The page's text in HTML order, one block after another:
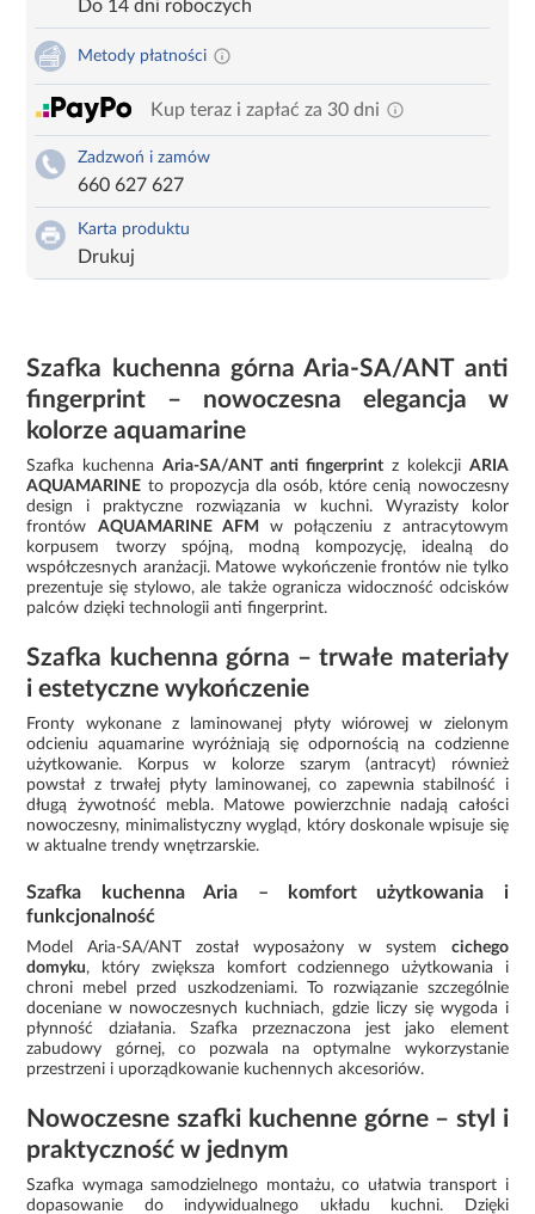
Do 14 dni roboczych
Metody płatności
Kup teraz i zapłać za 30 dni
Zadzwoń i zamów
660 627 627
Karta produktu
Drukuj
Szafka kuchenna górna Aria-SA/ANT anti
fingerprint – nowoczesna elegancja w
kolorze aquamarine
Szafka kuchennaAria-SA/ANT anti fingerprintz kolekcji ARIA
AQUAMARINE to propozycja dla osób, które cenią nowoczesny
design i praktyczne rozwiązania w kuchni. Wyrazisty kolor
frontów AQUAMARINE AFM
w połączeniu z antracytowym
korpusem tworzy spójną, modną kompozycję, idealną do
współczesnych aranżacji. Matowe wykończenie frontów nie tylko
prezentuje się stylowo, ale także ogranicza widoczność odcisków
palców dzięki technologii anti fingerprint.
Szafka kuchenna górna – trwałe materiały
i estetyczne wykończenie
Fronty wykonane z laminowanej płyty wiórowej w zielonym
odcieniu aquamarine wyróżniają się odpornością na codzienne
użytkowanie. Korpus w kolorze szarym (antracyt) również
powstał z trwałej płyty laminowanej, co zapewnia stabilność i
długą żywotność mebla. Matowe powierzchnie nadają całości
nowoczesny, minimalistyczny wygląd, który doskonale wpisuje się
w aktualne trendy wnętrzarskie.
Szafka kuchenna Aria – komfort użytkowania i
funkcjonalność
Model Aria-SA/ANT został wyposażony w system cichego
domyku, który zwiększa komfort codziennego użytkowania i
chroni mebel przed uszkodzeniami. To rozwiązanie szczególnie
doceniane w nowoczesnych kuchniach, gdzie liczy się wygoda i
płynność działania. Szafka przeznaczona jest jako element
zabudowy górnej, co pozwala na optymalne wykorzystanie
przestrzeni i uporządkowanie kuchennych akcesoriów.
Nowoczesne szafki kuchenne górne – styl i
praktyczność w jednym
Szafka wymaga samodzielnego montażu, co ułatwia transport i
dopasowanie do indywidualnego układu kuchni. Dzięki